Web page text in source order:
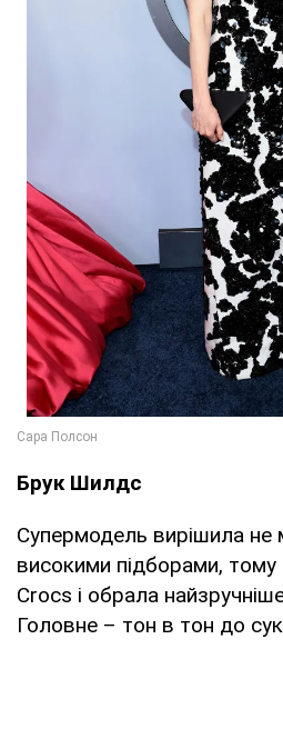
Брук Шилдс
Супермодель вирішила не
високими підборами, тому
Crocs і обрала
Головне – тон в тон до